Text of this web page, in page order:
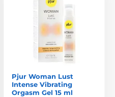
Pjur Woman Lust
Intense Vibrating
Orgasm Gel 15 ml